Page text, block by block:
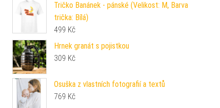
Tričko Banánek - pánské (Velikost: M, Barva
trička: Bílá)
499 Kč
Hrnek granát s pojistkou
309 Kč
Osuška z vlastních fotografií a textů
769 Kč